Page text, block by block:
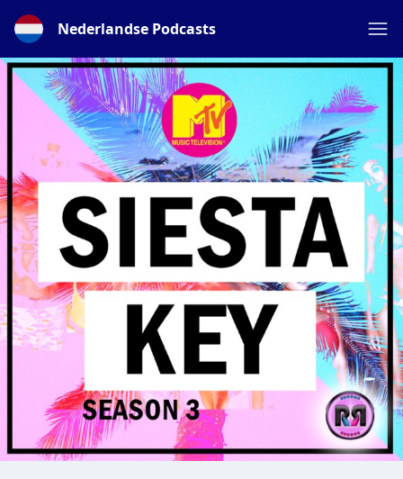
Nederlandse Podcasts